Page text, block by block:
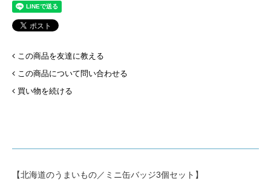
この商品を友達に教える
この商品について問い合わせる
買い物を続ける
【北海道のうまいもの／ミニ缶バッジ3個セット】